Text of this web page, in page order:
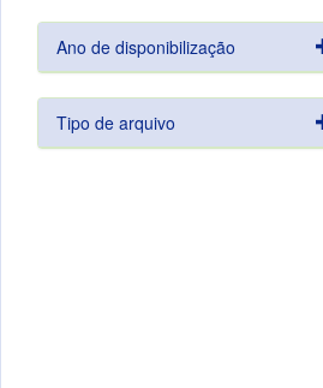
Ano de disponibilização
Tipo de arquivo